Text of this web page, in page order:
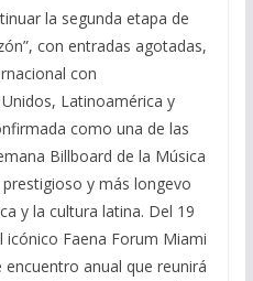
la segunda etapa de
con entradas agotadas,
con
Latinoamérica y
como una de las
Billboard de la Música
y más longevo
y la cultura latina. Del 19
icónico Faena Forum Miami
anual que reunirá